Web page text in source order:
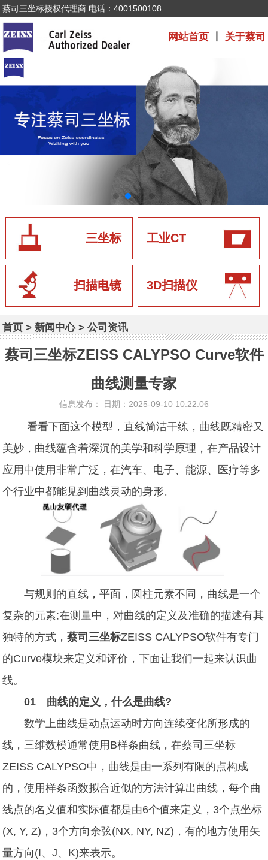
蔡司三坐标授权代理商 电话：4001500108
网站首页丨 关于蔡司
三坐标 工业CT
扫描电镜 3D扫描仪
首页 > 新闻中心>公司资讯
蔡司三坐标ZEISS CALYPSO Curve软件
曲线测量专家
信息发布： 日期：2025-09-10 10:22:06
看看下面这个模型，直线简洁干练，曲线既精密又
美妙，曲线蕴含着深沉的美学和科学原理，在产品设计
应用中使用非常广泛，在汽车、电子、能源、医疗等多
个行业中都能见到曲线灵动的身形。
与规则的直线，平面，圆柱元素不同，曲线是一个
复杂的元素;在测量中，对曲线的定义及准确的描述有其
独特的方式，蔡司三坐标ZEISS CALYPSO软件有专门
的Curve模块来定义和评价，下面让我们一起来认识曲
线。
01 曲线的定义，什么是曲线?
数学上曲线是动点运动时方向连续变化所形成的
线，三维数模通常使用B样条曲线，在蔡司三坐标
ZEISS CALYPSO中，曲线是由一系列有限的点构成
的，使用样条函数拟合近似的方法计算出曲线，每个曲
线点的名义值和实际值都是由6个值来定义，3个点坐标
(X, Y, Z)，3个方向余弦(NX, NY, NZ)，有的地方使用矢
量方向(I、J、K)来表示。